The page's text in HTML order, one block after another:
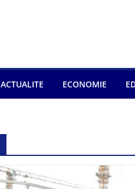
ACTUALITE ECONOMIE